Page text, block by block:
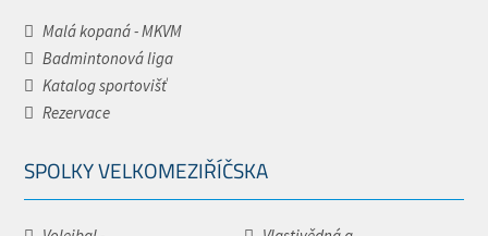
Malá kopaná - MKVM
Badmintonová liga
Katalog sportovišť
Rezervace
SPOLKY VELKOMEZIŘÍČSKA